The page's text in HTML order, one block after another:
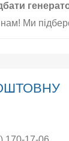
Ми